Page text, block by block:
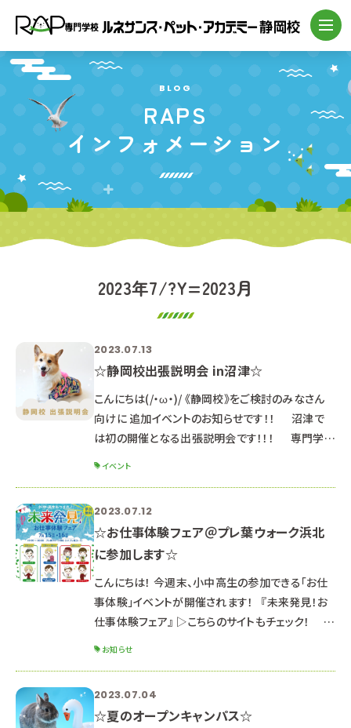
BLOG
RAPS
インフォメーション
2023年7/?Y=2023月
2023.07.13
☆静岡校出張説明会 in沼津☆
こんにちは(/・ω・)/ 《静岡校》をご検討のみなさん
向けに 追加イベントのお知らせです！！ 沼津で
は初の開催となる出張説明会です！！！ 専門学校
で実施した静岡校出張説明会と基本的には同じ内
容となります ８月５日（土） ①１０：３０～１２：３０
（受付 １０：１０～） ②１４：００～１６：００（受付 １
３：４０～） 希望の時間を
イベント
2023.07.12
☆お仕事体験フェア＠プレ葉ウォーク浜北
に参加します☆
こんにちは！ 今週末、小中高生の参加できる「お仕
事体験」イベントが開催されます！ 『未来発見！お
仕事体験フェア』 ▷こちらのサイトもチェック！
す。 場所：プレ葉ウォーク浜北（1Fプレ葉コート） ※
学校での開催ではありませんので、ご注意くださ
お知らせ
2023.07.04
☆夏のオープンキャンパス☆